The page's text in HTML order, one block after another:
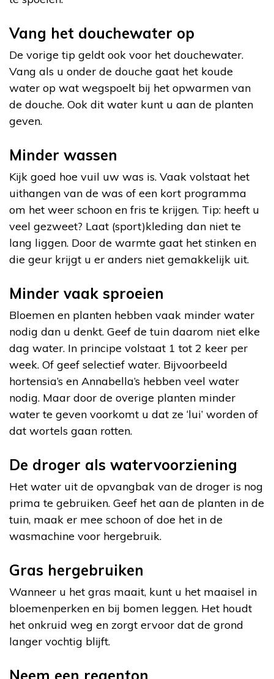
Vang het douchewater op
De vorige tip geldt ook voor het douchewater.
Vang als u onder de douche gaat het koude
water op wat wegspoelt bij het opwarmen van
de douche. Ook dit water kunt u aan de planten
geven.
Minder wassen
Kijk goed hoe vuil uw was is. Vaak volstaat het
uithangen van de was of een kort programma
om het weer schoon en fris te krijgen. Tip: heeft u
veel gezweet? Laat (sport)kleding dan niet te
lang liggen. Door de warmte gaat het stinken en
die geur krijgt u er anders niet gemakkelijk uit.
Minder vaak sproeien
Bloemen en planten hebben vaak minder water
nodig dan u denkt. Geef de tuin daarom niet elke
dag water. In principe volstaat 1 tot 2 keer per
week. Of geef selectief water. Bijvoorbeeld
hortensia’s en Annabella’s hebben veel water
nodig. Maar door de overige planten minder
water te geven voorkomt u dat ze ‘lui’ worden of
dat wortels gaan rotten.
De droger als watervoorziening
Het water uit de opvangbak van de droger is nog
prima te gebruiken. Geef het aan de planten in de
tuin, maak er mee schoon of doe het in de
wasmachine voor hergebruik.
Gras hergebruiken
Wanneer u het gras maait, kunt u het maaisel in
bloemenperken en bij bomen leggen. Het houdt
het onkruid weg en zorgt ervoor dat de grond
langer vochtig blijft.
Neem een regenton